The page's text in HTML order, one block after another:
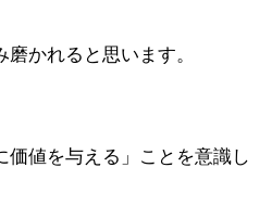
かれると思います。
価値を与える」ことを意識し